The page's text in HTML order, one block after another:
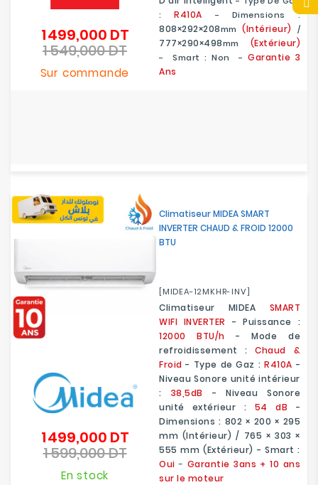
:R410A - Dimensions :
808×292×208Mm(Intérieur) /
777×290×498Mm (Extérieur)
- Smart : Non - Garantie 3
Ans
1 499,000 DTPrix
1 549,000 DTPrix
Sur commande
Climatiseur MIDEA SMART
INVERTER CHAUD & FROID 12000
BTU
[MIDEA-12MKHR-INV]
Climatiseur MIDEA
SMART
WIFI INVERTER
- Puissance :
12000 BTU/h - Mode de
refroidissement :Chaud &
Froid - Type de Gaz :R410A -
Niveau Sonore unité intérieur
: 38,5dB - Niveau Sonore
unité extérieur : 54 dB -
Dimensions : 802 × 200 × 295
mm (Intérieur) / 765 × 303 ×
555 mm (Extérieur) - Smart :
Oui - Garantie 3ans + 10 ans
sur le moteur
1 499,000 DTPrix
1 599,000 DTPrix
En stock